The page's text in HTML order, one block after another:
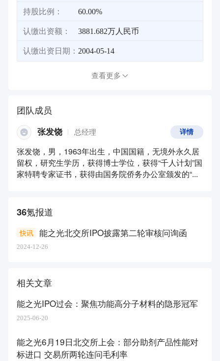
持股比例： 60.00%
认缴出资额： 3881.682万人民币
认缴出资日期： 2004-05-14
查看更多
团队成员
张发饶 总经理
张发饶，男，1963年出生，中国国籍，无境外永久居
留权，研究生学历，获得博士学位，获得“千人计划”国
家特聘专家证书，获得由国务院侨务办公室颁发的“...
详情
36氪报道
能之光北交所IPO披露第二轮审核问询函
快讯
2024-12-26
相关文章
能之光IPO过会：聚焦功能高分子材料的隐形冠军
2025-06-20
能之光6月19日北交所上会：部分助剂产品性能对
标进口 交易所两轮连问毛利率